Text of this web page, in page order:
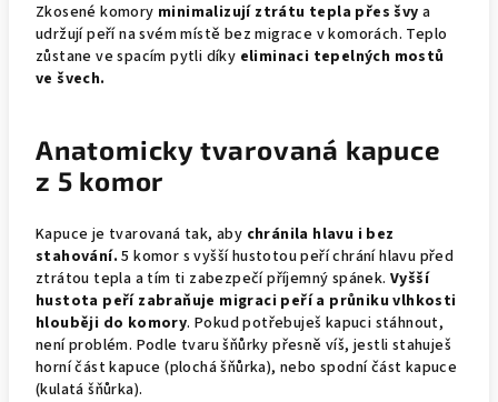
Zkosené komory minimalizují ztrátu tepla přes švy a
udržují peří na svém místě bez migrace v komorách. Teplo
zůstane ve spacím pytli díky eliminaci tepelných mostů
ve švech.
Anatomicky tvarovaná kapuce
z 5 komor
Kapuce je tvarovaná tak, aby chránila hlavu i bez
stahování. 5 komor s vyšší hustotou peří chrání hlavu před
ztrátou tepla a tím ti zabezpečí příjemný spánek. Vyšší
hustota peří zabraňuje migraci peří a průniku vlhkosti
hlouběji do komory. Pokud potřebuješ kapuci stáhnout,
není problém. Podle tvaru šňůrky přesně víš, jestli stahuješ
horní část kapuce (plochá šňůrka), nebo spodní část kapuce
(kulatá šňůrka).